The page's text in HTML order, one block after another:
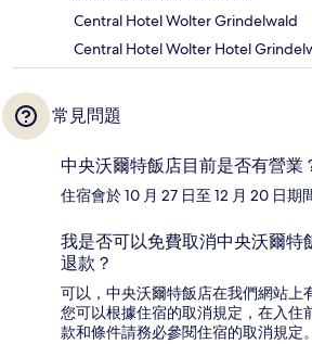
Central Hotel Wolter Grindelwald
Central Hotel Wolter Hotel
常見問題
中央沃爾特飯店目前是否有營業
住宿會於 10 月 27 日至 12 月 20 日期
我是否可以免費取消中央沃爾特
退款？
可以，中央沃爾特飯店在我們網站上
您可以根據住宿的取消規定，在入住
款和條件請務必參閱住宿的取消規定。